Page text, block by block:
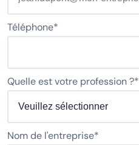
Téléphone*
Quelle est votre profession ?*
Nom de l'entreprise*